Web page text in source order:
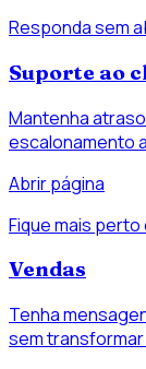
Responda sem
Suporte ao
Mantenha
escalonamento
Abrir página
Fique mais perto
Vendas
Tenha
sem